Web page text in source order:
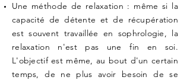
Une méthode de relaxation : même si la
capacité de détente et de récupération
est souvent travaillée en sophrologie, la
relaxation n'est pas une fin en soi.
L'objectif est même, au bout d'un certain
temps, de ne plus avoir besoin de se